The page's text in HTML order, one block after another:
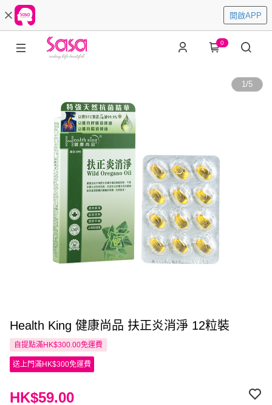
開啟APP
0
1/5
Health King 健康尚品 扶正炎消淨 12粒裝
自提點滿HK$300.00免運費
送上門滿HK$300免運費
HK$59.00